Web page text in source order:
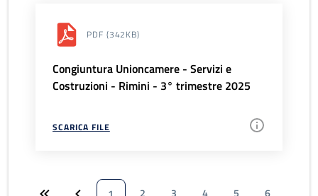
PDF (342KB)
Congiuntura Unioncamere - Servizi e
Costruzioni - Rimini - 3° trimestre 2025
SCARICA FILE